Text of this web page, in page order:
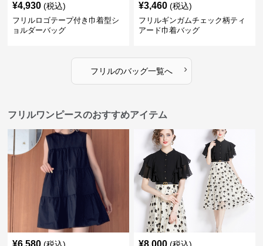
¥4,930 (税込)
フリルロゴテープ付き巾着型シ
ョルダーバッグ
¥3,460 (税込)
フリルギンガムチェック柄ティ
アード巾着バッグ
フリルのバッグ一覧へ ›
フリルワンピースのおすすめアイテム
¥6,580 ¥8,000